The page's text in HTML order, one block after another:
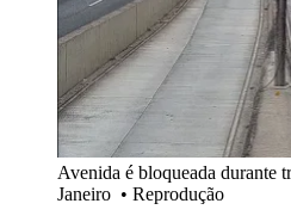
Avenida é bloqueada durante
Janeiro • Reprodução